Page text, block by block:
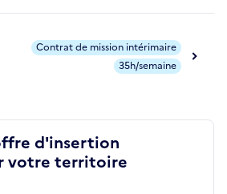
Contrat de mission intérimaire
35h/semaine
d'insertion
votre territoire